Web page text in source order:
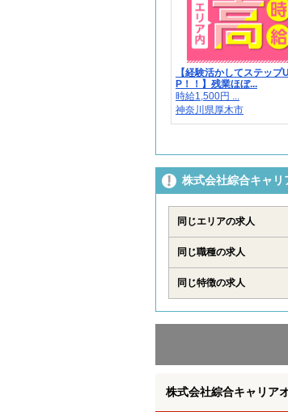
【経験活かしてステップU
P！！】残業ほぼ...
時給1,500円 ...
神奈川県厚木市
株式会社綜合キャ
同じエリアの求人
同じ職種の求人
同じ特徴の求人
株式会社綜合キャリア